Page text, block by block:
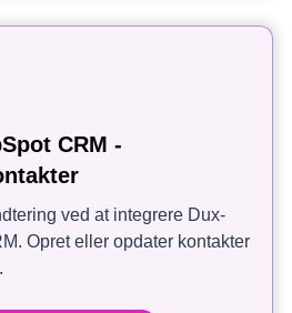
CRM -
ved at integrere Dux-
Opret eller opdater kontakter